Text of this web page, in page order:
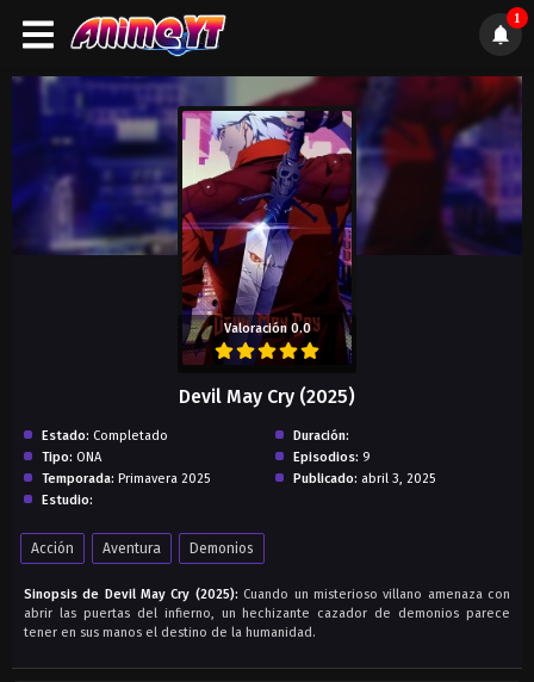
1
Valoración 0.0
Devil May Cry (2025)
Estado: Completado
Tipo: ONA
Temporada: Primavera 2025
Estudio:
Duración:
Episodios: 9
Publicado: abril 3, 2025
Acción Aventura Demonios
Sinopsis de Devil May Cry (2025): Cuando un misterioso villano amenaza con
abrir las puertas del infierno, un hechizante cazador de demonios parece
tener en sus manos el destino de la humanidad.